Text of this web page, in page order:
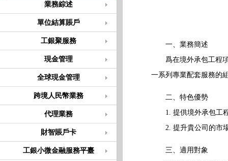
業務綜述
單位結算賬戶
工銀聚服務
現金管理
全球現金管理
跨境人民幣業務
代理業務
財智賬戶卡
工銀小微金融服務平臺
一、業務簡述
爲在境外承包工程項
一系列專業配套服務的
二、特色優勢
1. 提供境外承包工程
2. 提升貴公司的市場
三、適用對象